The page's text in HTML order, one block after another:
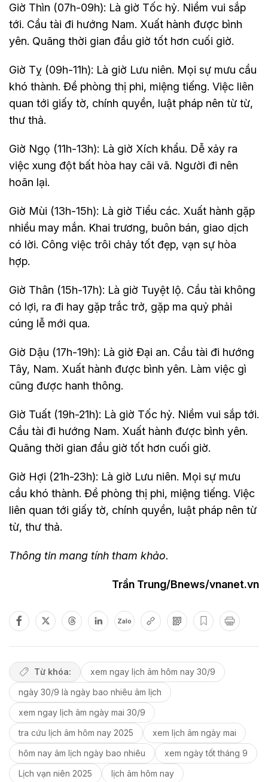
Giờ Thìn (07h-09h): Là giờ Tốc hỷ. Niềm vui sắp
tới. Cầu tài đi hướng Nam. Xuất hành được bình
yên. Quãng thời gian đầu giờ tốt hơn cuối giờ.
Giờ Tỵ (09h-11h): Là giờ Lưu niên. Mọi sự mưu cầu
khó thành. Đề phòng thị phi, miệng tiếng. Việc liên
quan tới giấy tờ, chính quyền, luật pháp nên từ từ,
thư thả.
Giờ Ngọ (11h-13h): Là giờ Xích khẩu. Dễ xảy ra
việc xung đột bất hòa hay cãi vã. Người đi nên
hoãn lại.
Giờ Mùi (13h-15h): Là giờ Tiểu các. Xuất hành gặp
nhiều may mắn. Khai trương, buôn bán, giao dịch
có lời. Công việc trôi chảy tốt đẹp, vạn sự hòa
hợp.
Giờ Thân (15h-17h): Là giờ Tuyệt lộ. Cầu tài không
có lợi, ra đi hay gặp trắc trở, gặp ma quỷ phải
cúng lễ mới qua.
Giờ Dậu (17h-19h): Là giờ Đại an. Cầu tài đi hướng
Tây, Nam. Xuất hành được bình yên. Làm việc gì
cũng được hanh thông.
Giờ Tuất (19h-21h): Là giờ Tốc hỷ. Niềm vui sắp tới.
Cầu tài đi hướng Nam. Xuất hành được bình yên.
Quãng thời gian đầu giờ tốt hơn cuối giờ.
Giờ Hợi (21h-23h): Là giờ Lưu niên. Mọi sự mưu
cầu khó thành. Đề phòng thị phi, miệng tiếng. Việc
liên quan tới giấy tờ, chính quyền, luật pháp nên từ
từ, thư thả.
Thông tin mang tính tham khảo.
Trần Trung/Bnews/vnanet.vn
Zalo
Từ khóa:
xem ngay lịch âm hôm nay 30/9
ngày 30/9 là ngày bao nhiêu âm lịch
xem ngay lịch âm ngày mai 30/9
tra cứu lịch âm hôm nay 2025
xem lịch âm ngày mai
hôm nay âm lịch ngày bao nhiêu
xem ngày tốt tháng 9
Lịch vạn niên 2025
lịch âm hôm nay